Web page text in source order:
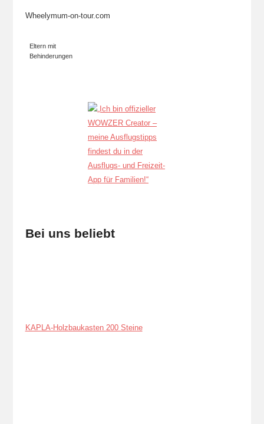
Wheelymum-on-tour.com
Eltern mit
Behinderungen
Bei uns beliebt
KAPLA-Holzbaukasten 200 Steine